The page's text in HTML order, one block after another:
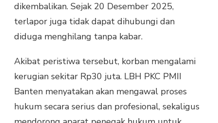
dikembalikan. Sejak 20 Desember 2025,
terlapor juga tidak dapat dihubungi dan
diduga menghilang tanpa kabar.
Akibat peristiwa tersebut, korban mengalami
kerugian sekitar Rp30 juta. LBH PKC PMII
Banten menyatakan akan mengawal proses
hukum secara serius dan profesional, sekaligus